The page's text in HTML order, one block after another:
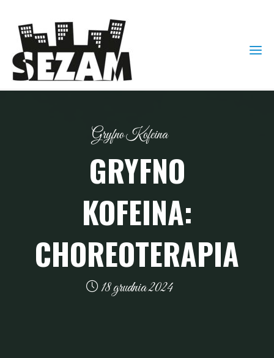
Gryfno Kofeina
GRYFNO
KOFEINA:
CHOREOTERAPIA
18 grudnia 2024